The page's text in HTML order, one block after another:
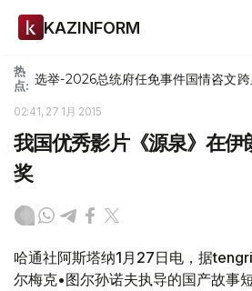
KAZINFORM
热
点: 选举-2026总统府任免事件国情咨文
02:41, 27 1月 2015
我国优秀影片《源泉》在伊
奖
哈通社阿斯塔纳1月27日电，据
尔梅克•图尔孙诺夫执导的国产故事